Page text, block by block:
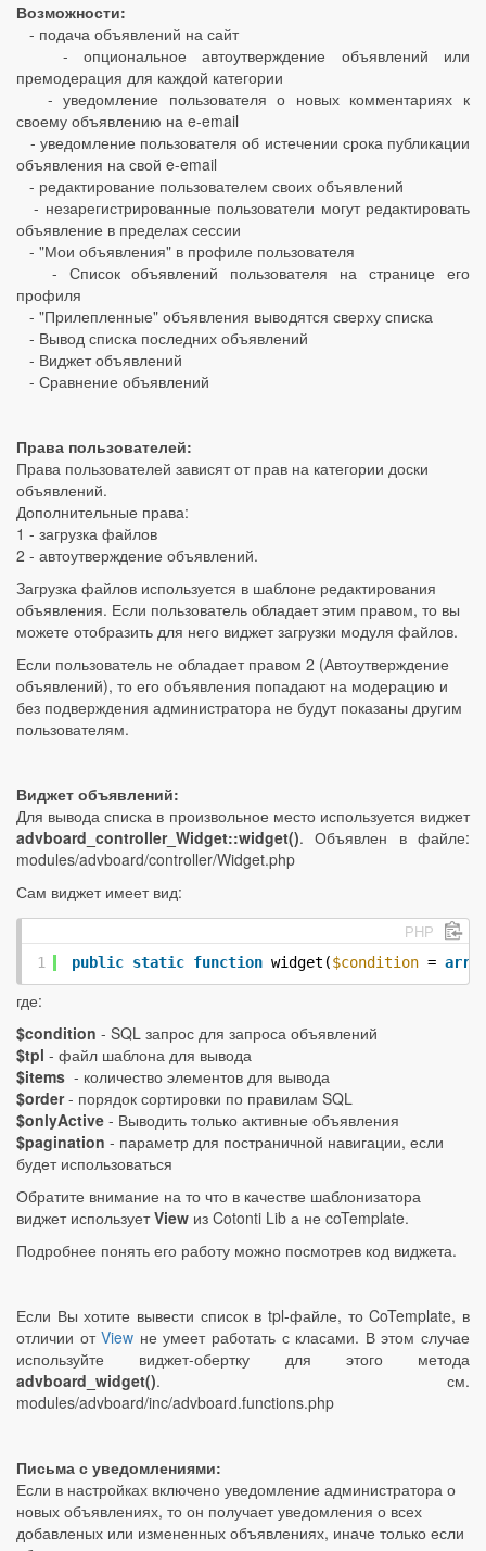
Возможности:
- подача объявлений на сайт
- опциональное автоутверждение объявлений или
премодерация для каждой категории
- уведомление пользователя о новых комментариях к
своему объявлению на e-email
- уведомление пользователя об истечении срока публикации
объявления на свой e-email
- редактирование пользователем своих объявлений
- незарегистрированные пользователи могут редактировать
объявление в пределах сессии
- "Мои объявления" в профиле пользователя
- Список объявлений пользователя на странице его
профиля
- "Прилепленные" объявления выводятся сверху списка
- Вывод списка последних объявлений
- Виджет объявлений
- Сравнение объявлений
Права пользователей:
Права пользователей зависят от прав на категории доски
объявлений.
Дополнительные права:
1 - загрузка файлов
2 - автоутверждение объявлений.
Загрузка файлов используется в шаблоне редактирования
объявления. Если пользователь обладает этим правом, то вы
можете отобразить для него виджет загрузки модуля файлов.
Если пользователь не обладает правом 2 (Автоутверждение
объявлений), то его объявления попадают на модерацию и
без подверждения администратора не будут показаны другим
пользователям.
Виджет объявлений:
Для вывода списка в произвольное место используется виджет
advboard_controller_Widget::widget(). Объявлен в файле:
modules/advboard/controller/Widget.php
Сам виджет имеет вид:
PHP
1 public static function widget($condition =
где:
$condition - SQL запрос для запроса объявлений
$tpl - файл шаблона для вывода
$items - количество элементов для вывода
$order- порядок сортировки по правилам SQL
$onlyActive - Выводить только активные объявления
$pagination - параметр для постраничной навигации, если
будет использоваться
Обратите внимание на то что в качестве шаблонизатора
виджет используетView из Cotonti Lib а не coTemplate.
Подробнее понять его работу можно посмотрев код виджета.
Если Вы хотите вывести список в tpl-файле, то CoTemplate, в
отличии отView не умеет работать с класами. В этом случае
используйте виджет-обертку для этого метода
advboard_widget(). см.
modules/advboard/inc/advboard.functions.php
Письма с уведомлениями:
Если в настройках включено уведомление администратора о
новых объявлениях, то он получает уведомления о всех
добавленых или измененных объявлениях, иначе только если